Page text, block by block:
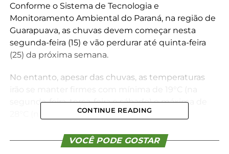
Conforme o Sistema de Tecnologia e
Monitoramento Ambiental do Paraná, na região de
Guarapuava, as chuvas devem começar nesta
segunda-feira (15) e vão perdurar até quinta-feira
(25) da próxima semana.
No entanto, apesar das chuvas, as temperaturas
irão se manter firmes com mínima de 19°C (na
segunda-feira, terça-feira e sábado) e máxima de
28°C (na terça-feira).
Em Irati, o clima segue semelhante, com chuvas e
temperaturas elevadas. A previsão é que tenha
CONTINUE READING
VOCÊ PODE GOSTAR